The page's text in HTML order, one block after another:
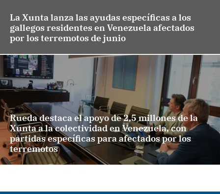
La Xunta lanza las ayudas específicas a los
gallegos residentes en Venezuela afectados
por los terremotos de junio
Rueda destaca el apoyo de 2,5 millones de la
Xunta a la colectividad en Venezuela, con
partidas específicas para afectados por los
terremotos